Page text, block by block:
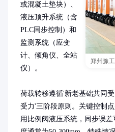
郑州豫
或混凝土垫块）、
液压顶升系统（含
PLC同步控制）和
监测系统（应变
计、倾角仪、全站
仪）。
荷载转移遵循'新老基础共同
受力'三阶段原则。关键控制
用比例阀液压系统，同步误